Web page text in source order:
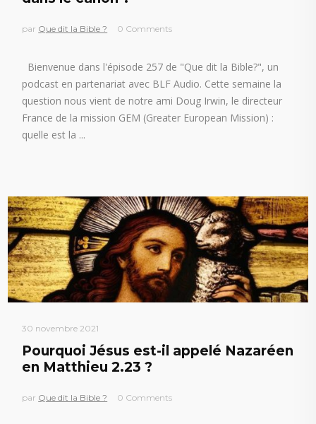
par Que dit la Bible ? 0 Comments
Bienvenue dans l'épisode 257 de "Que dit la Bible?", un
podcast en partenariat avec BLF Audio. Cette semaine la
question nous vient de notre ami Doug Irwin, le directeur
France de la mission GEM (Greater European Mission) :
quelle est la
30 novembre 2021
Pourquoi Jésus est-il appelé Nazaréen
en Matthieu 2.23 ?
par Que dit la Bible ? 0 Comments